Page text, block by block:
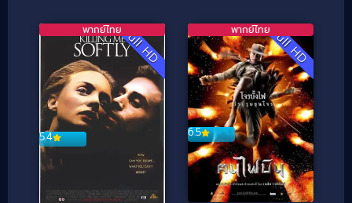
Full HD
5.4
พากย์ไทย Full HD
6.5
พากย์ไทย